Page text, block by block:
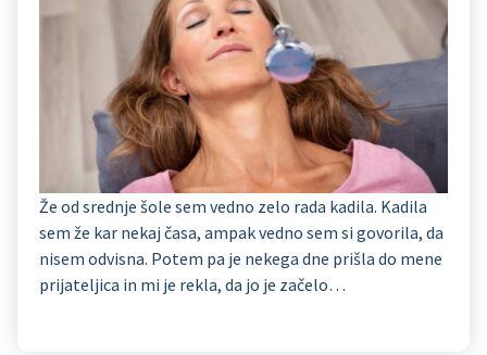
Že od srednje šole sem vedno zelo rada kadila. Kadila
sem že kar nekaj časa, ampak vedno sem si govorila, da
nisem odvisna. Potem pa je nekega dne prišla do mene
prijateljica in mi je rekla, da jo je začelo…